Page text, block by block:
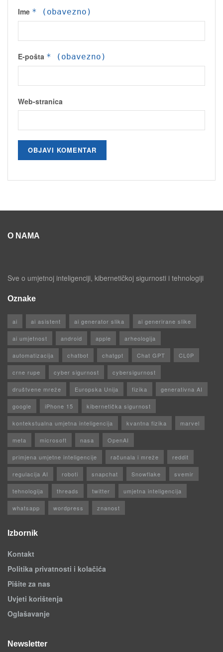
Ime * (obavezno)
E-pošta * (obavezno)
Web-stranica
O NAMA
Sve o umjetnoj inteligenciji, kibernetičkoj sigurnosti i tehnologiji
Oznake
ai ai asistent ai generator slika ai generirane slike
ai umjetnost android apple arheologija
automatizacija chatbot chatgpt Chat GPT CL0P
crne rupe cyber sigurnost cybersigurnost
društvene mreže Europska Unija fizika generativna AI
google iPhone 15 kibernetička sigurnost
kontekstualna umjetna inteligencija kvantna fizika marvel
meta microsoft nasa OpenAI
primjena umjetne inteligencije računala i mreže reddit
regulacija AI roboti snapchat Snowflake svemir
tehnologija threads twitter umjetna inteligencija
whatsapp wordpress znanost
Izbornik
Kontakt
Politika privatnosti i kolačića
Pišite za nas
Uvjeti korištenja
Oglašavanje
Newsletter